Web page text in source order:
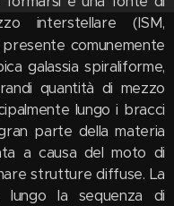
interstellare (ISM,
comunemente
galassia spiraliforme,
quantità di mezzo
lungo i bracci
parte della materia
a causa del moto di
strutture diffuse. La
lungo la sequenza di